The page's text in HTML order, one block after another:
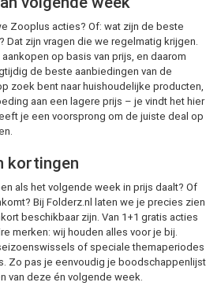
Zooplus acties? Of: wat zijn de beste
Dat zijn vragen die we regelmatig krijgen.
op basis van prijs, en daarom
de beste aanbiedingen van de
zoek bent naar huishoudelijke producten,
aan een lagere prijs – je vindt het hier
je een voorsprong om de juiste deal op
kortingen
als het volgende week in prijs daalt? Of
Bij Folderz.nl laten we je precies zien
beschikbaar zijn. Van 1+1 gratis acties
merken: wij houden alles voor je bij.
of speciale themaperiodes
Zo pas je eenvoudig je boodschappenlijst
van deze én volgende week.